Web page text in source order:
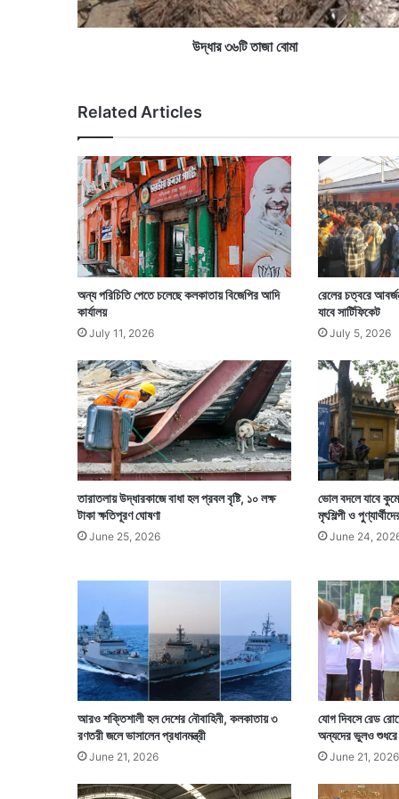
জা
বো
উদ্ধার ৩৬টি তাজা বোমা
Related Articles
অন্য পরিচিতি পেতে চলেছে কলকাতায় বিজেপির আদি
কার্যালয়
July 11, 2026
রেলের চত্বরে
যাবে সার্টিফিকেট
July 5, 2026
তারাতলায় উদ্ধারকাজে বাধা হল প্রবল বৃষ্টি, ১০ লক্ষ
টাকা ক্ষতিপূরণ ঘোষণা
June 25, 2026
ভোল বদলে যাবে
মৃৎশিল্পী ও
June 24,
আরও শক্তিশালী হল দেশের নৌবাহিনী, কলকাতায় ৩
রণতরী জলে ভাসালেন প্রধানমন্ত্রী
June 21, 2026
যোগ দিবসে রেড
অন্যদের ভুলও শুধরে
June 21, 2026